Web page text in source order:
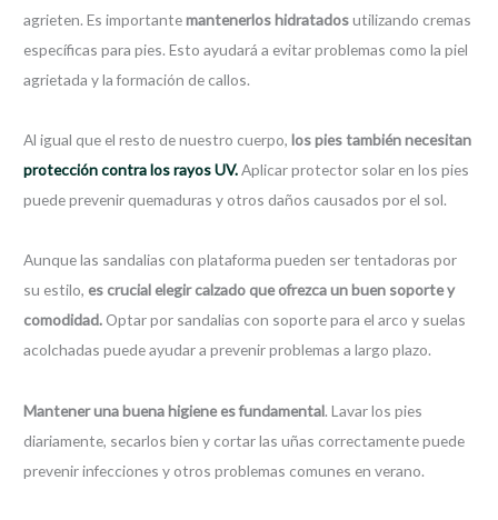
agrieten. Es importantemantenerlos hidratadosutilizando cremas
específicas para pies. Esto ayudará a evitar problemas como la piel
agrietada y la formación de callos.
Al igual que el resto de nuestro cuerpo,los pies también necesitan
protección contra los rayos UV.Aplicar protector solar en los pies
puede prevenir quemaduras y otros daños causados por el sol.
Aunque las sandalias con plataforma pueden ser tentadoras por
su estilo, es crucial elegir calzado que ofrezca un buen soporte y
comodidad. Optar por sandalias con soporte para el arco y suelas
acolchadas puede ayudar a prevenir problemas a largo plazo.
Mantener una buena higiene es fundamental. Lavar los pies
diariamente, secarlos bien y cortar las uñas correctamente puede
prevenir infecciones y otros problemas comunes en verano.